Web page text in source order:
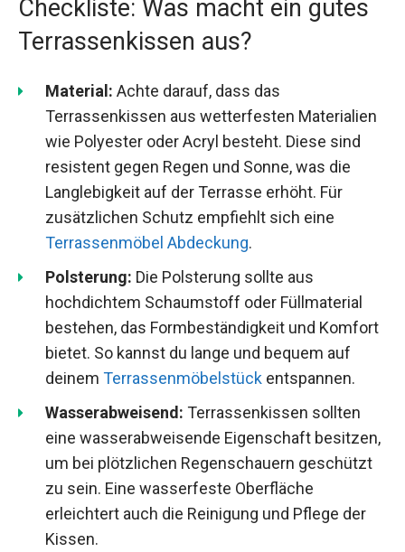
Checkliste: Was macht ein gutes
Terrassenkissen aus?
Material: Achte darauf, dass das
Terrassenkissen aus wetterfesten Materialien
wie Polyester oder Acryl besteht. Diese sind
resistent gegen Regen und Sonne, was die
Langlebigkeit auf der Terrasse erhöht. Für
zusätzlichen Schutz empfiehlt sich eine
Terrassenmöbel Abdeckung.
Polsterung: Die Polsterung sollte aus
hochdichtem Schaumstoff oder Füllmaterial
bestehen, das Formbeständigkeit und Komfort
bietet. So kannst du lange und bequem auf
deinem Terrassenmöbelstück entspannen.
Wasserabweisend: Terrassenkissen sollten
eine wasserabweisende Eigenschaft besitzen,
um bei plötzlichen Regenschauern geschützt
zu sein. Eine wasserfeste Oberfläche
erleichtert auch die Reinigung und Pflege der
Kissen.